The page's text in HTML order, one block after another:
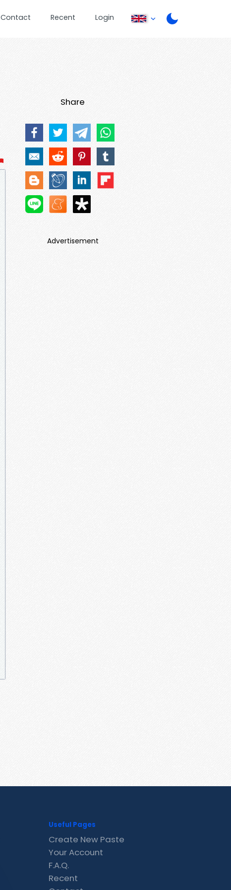
Contact Recent Login
Share
Advertisement
Useful Pages
Create New Paste
Your Account
F.A.Q.
Recent